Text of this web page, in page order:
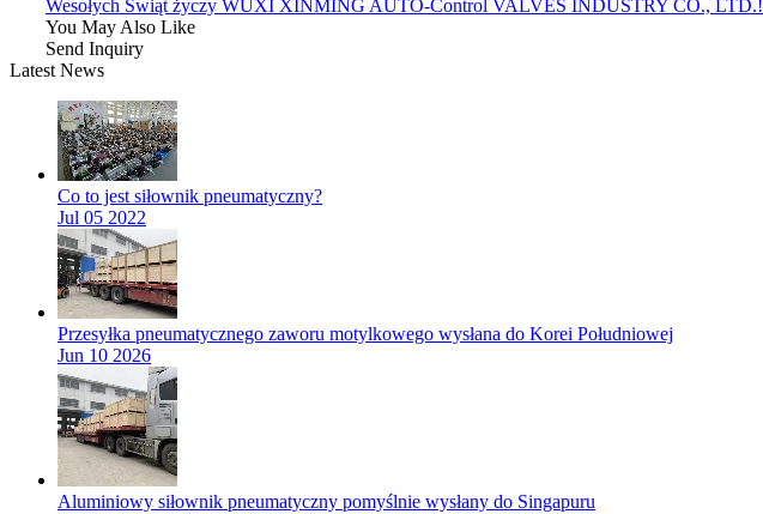
Wesołych Świąt życzy WUXI XINMING AUTO-Control VALVES INDUSTRY CO., LTD.!
You May Also Like
Send Inquiry
Latest News
Co to jest siłownik pneumatyczny?
Jul 05 2022
Przesyłka pneumatycznego zaworu motylkowego wysłana do Korei Południowej
Jun 10 2026
Aluminiowy siłownik pneumatyczny pomyślnie wysłany do Singapuru